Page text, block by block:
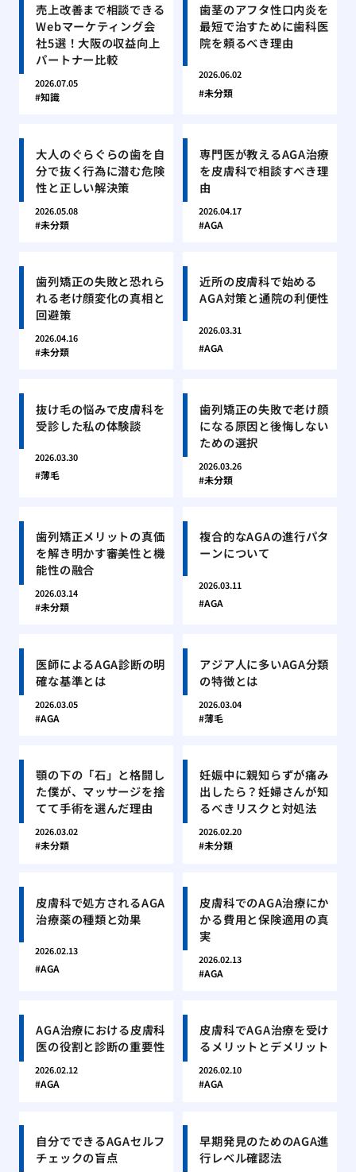
売上改善まで相談できる
Webマーケティング会
社5選！大阪の収益向上
パートナー比較
2026.07.05
知識
歯茎のアフタ性口内炎を
最短で治すために歯科医
院を頼るべき理由
2026.06.02
未分類
大人のぐらぐらの歯を自
分で抜く行為に潜む危険
性と正しい解決策
2026.05.08
未分類
専門医が教えるAGA治療
を皮膚科で相談すべき理
由
2026.04.17
AGA
歯列矯正の失敗と恐れら
れる老け顔変化の真相と
回避策
2026.04.16
未分類
近所の皮膚科で始める
AGA対策と通院の利便性
2026.03.31
AGA
抜け毛の悩みで皮膚科を
受診した私の体験談
2026.03.30
薄毛
歯列矯正の失敗で老け顔
になる原因と後悔しない
ための選択
2026.03.26
未分類
歯列矯正メリットの真価
を解き明かす審美性と機
能性の融合
2026.03.14
未分類
複合的なAGAの進行パタ
ーンについて
2026.03.11
AGA
医師によるAGA診断の明
確な基準とは
2026.03.05
AGA
アジア人に多いAGA分類
の特徴とは
2026.03.04
薄毛
顎の下の「石」と格闘し
た僕が、マッサージを捨
てて手術を選んだ理由
2026.03.02
未分類
妊娠中に親知らずが痛み
出したら？妊婦さんが知
るべきリスクと対処法
2026.02.20
未分類
皮膚科で処方されるAGA
治療薬の種類と効果
2026.02.13
AGA
皮膚科でのAGA治療にか
かる費用と保険適用の真
実
2026.02.13
AGA
AGA治療における皮膚科
医の役割と診断の重要性
2026.02.12
AGA
皮膚科でAGA治療を受け
るメリットとデメリット
2026.02.10
AGA
自分でできるAGAセルフ
チェックの盲点
早期発見のためのAGA進
行レベル確認法